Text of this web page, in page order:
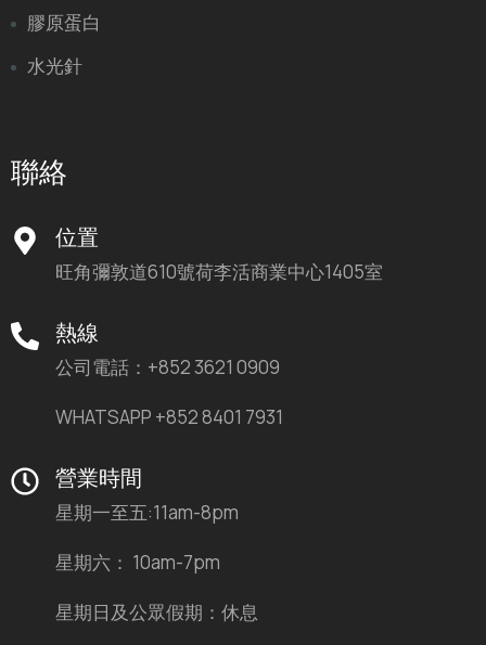
膠原蛋白
水光針
聯絡
位置
旺角彌敦道610號荷李活商業中心1405室
熱線
公司電話：+852 3621 0909
WHATSAPP +852 8401 7931
營業時間
星期一至五:11am-8pm
星期六： 10am-7pm
星期日及公眾假期：休息